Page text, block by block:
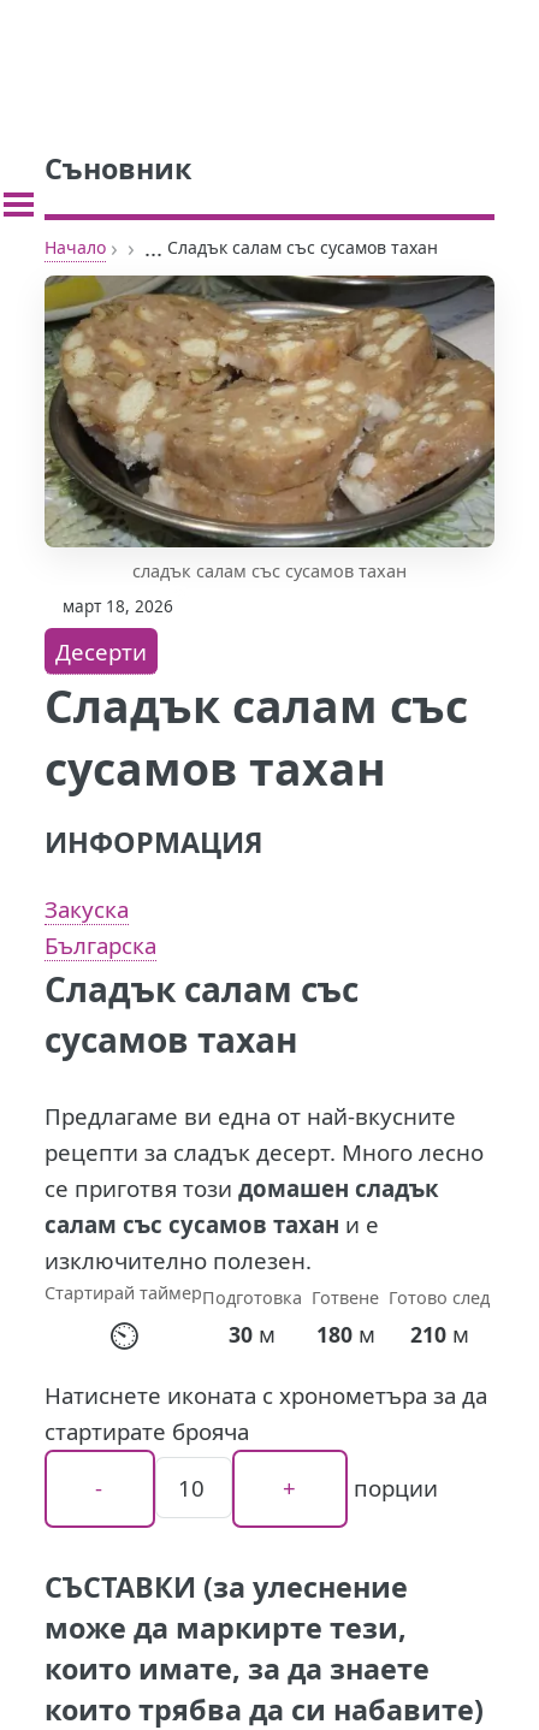
Съновник
Начало › › ... Сладък салам със сусамов тахан
сладък салам със сусамов тахан
март 18, 2026
Десерти
Сладък салам със
сусамов тахан
ИНФОРМАЦИЯ
Закуска
Българска
Сладък салам със
сусамов тахан
Предлагаме ви една от най-вкусните
рецепти за сладък десерт. Много лесно
се приготвя тозидомашен сладък
салам със сусамов тахан и е
изключително полезен.
Стартирай таймер
⏲
Подготовка
30 м
Готвене
180м
Готово след
210м
Натиснете иконата с хронометъра за да
стартирате брояча
порции
СЪСТАВКИ (за улеснение
може да маркирте тези,
които имате, за да знаете
които трябва да си набавите)